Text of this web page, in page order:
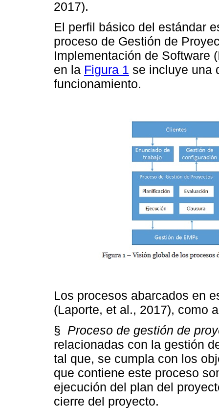
2017).
El perfil básico del estándar
proceso de Gestión de
Implementación de Software
en la Figura 1 se incluye una
funcionamiento.
Los procesos abarcados en
(Laporte, et al., 2017), como
§ Proceso de gestión de
relacionadas con la gestión
tal que, se cumpla con los
que contiene este proceso
ejecución del plan del
cierre del proyecto.